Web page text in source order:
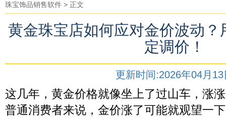
珠宝饰品销售软件 > 正文
黄金珠宝店如何应对金价波动？
定调价！
更新时间:2026年04月13
这几年，黄金价格就像坐上了过山车，涨
普通消费者来说，金价涨了可能就观望一